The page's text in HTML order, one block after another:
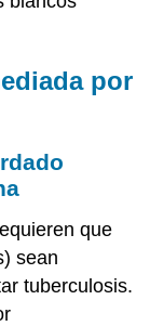
por
que
sean
tuberculosis.